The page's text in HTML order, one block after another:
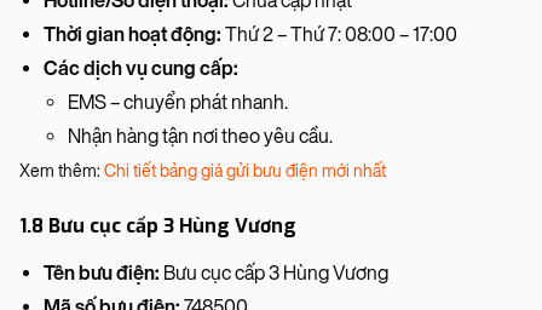
Thời gian hoạt động: Thứ 2 – Thứ 7: 08:00 – 17:00
Các dịch vụ cung cấp:
EMS – chuyển phát nhanh.
Nhận hàng tận nơi theo yêu cầu.
Xem thêm: Chi tiết bảng giá gửi bưu điện mới nhất
1.8 Bưu cục cấp 3 Hùng Vương
Tên bưu điện: Bưu cục cấp 3 Hùng Vương